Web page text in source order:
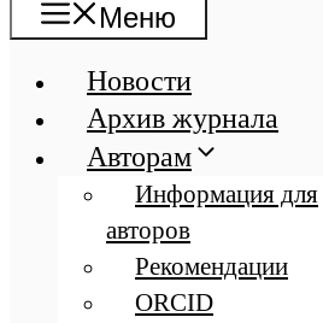
Меню
Новости
Архив журнала
Авторам
Информация для
авторов
Рекомендации
ORCID